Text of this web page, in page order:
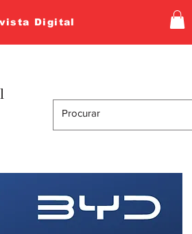
Digital